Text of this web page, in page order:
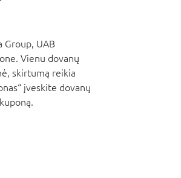
Group, UAB
Vienu dovanų
skirtumą reikia
įveskite dovanų